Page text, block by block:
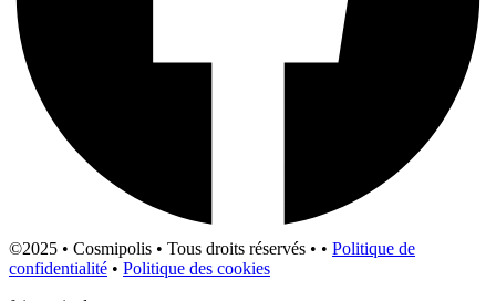
©2025 • Cosmipolis • Tous droits réservés • • Politique de
confidentialité • Politique des cookies